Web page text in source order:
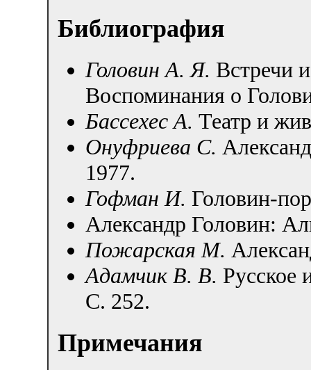
Библиография
Головин А. Я. Встречи
Воспоминания о
Бассехес А. Театр и
Онуфриева С.
1977.
Гофман И. Головин-
Александр Головин:
Пожарская М.
Адамчик В. В. Русское
С. 252.
Примечания